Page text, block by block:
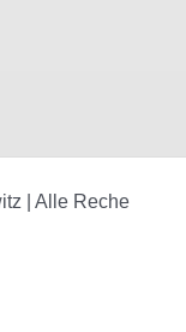
| Alle Reche